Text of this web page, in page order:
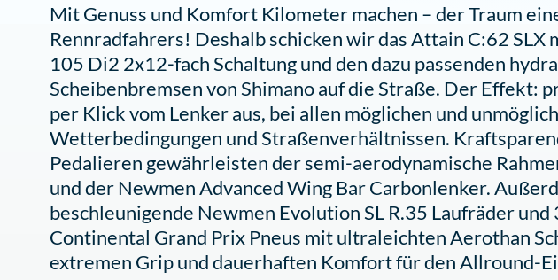
Mit Genuss und Komfort Kilometer machen – der Traum
Rennradfahrers! Deshalb schicken wir das Attain C:62 SLX
105 Di2 2x12-fach Schaltung und den dazu passenden
Scheibenbremsen von Shimano auf die Straße. Der Effekt:
per Klick vom Lenker aus, bei allen möglichen und
Wetterbedingungen und Straßenverhältnissen.
Pedalieren gewährleisten der semi-aerodynamische
und der Newmen Advanced Wing Bar Carbonlenker.
beschleunigende Newmen Evolution SL R.35 Laufräder
Continental Grand Prix Pneus mit ultraleichten Aerothan
extremen Grip und dauerhaften Komfort für den Allround-